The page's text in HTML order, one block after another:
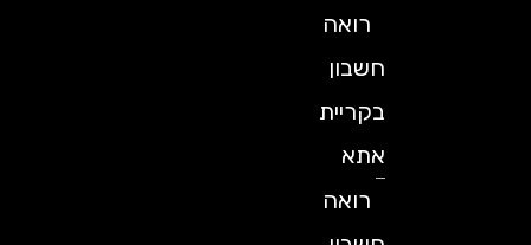
רואה
חשבון
בקריית
אתא
רואה